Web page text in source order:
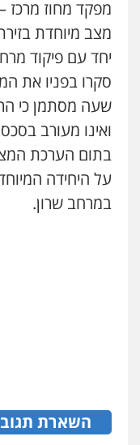
פלילי
עו"ד
מפקד מחוז מרכז
מצב מיוחדת
יחד עם פיקוד
סקרו בפניו את
שעה מסתמן כי
ואינו מעורב
בתום הערכת
על היחידה
במרחב שרון.
השארת